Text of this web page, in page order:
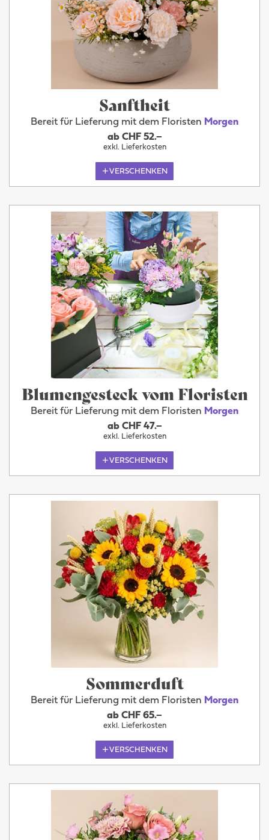
Sanftheit
Bereit für Lieferung mit dem Floristen Morgen
ab CHF 52.–
exkl. Lieferkosten
VERSCHENKEN
Blumengesteck vom Floristen
Bereit für Lieferung mit dem Floristen Morgen
ab CHF 47.–
exkl. Lieferkosten
VERSCHENKEN
Sommerduft
Bereit für Lieferung mit dem Floristen Morgen
ab CHF 65.–
exkl. Lieferkosten
VERSCHENKEN